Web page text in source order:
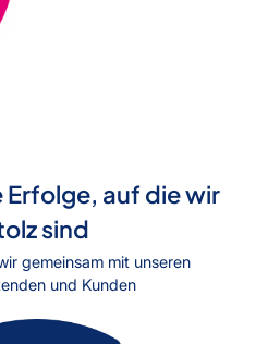
Erfolge, auf die wir
sind
gemeinsam mit unseren
und Kunden